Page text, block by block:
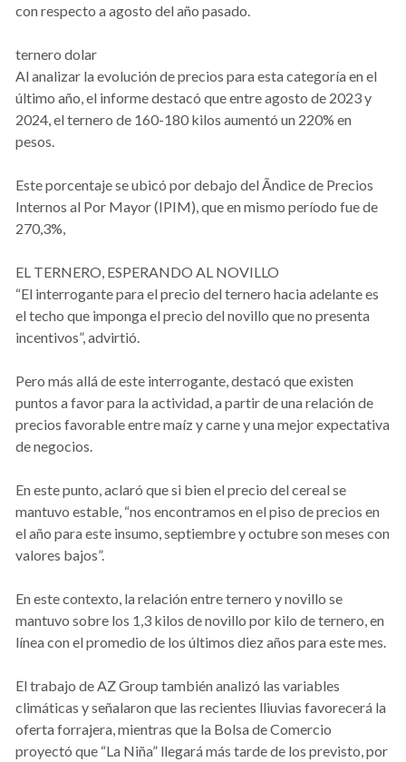
con respecto a agosto del año pasado.
ternero dolar
Al analizar la evolución de precios para esta categoría en el
último año, el informe destacó que entre agosto de 2023 y
2024, el ternero de 160-180 kilos aumentó un 220% en
pesos.
Este porcentaje se ubicó por debajo del Ãndice de Precios
Internos al Por Mayor (IPIM), que en mismo período fue de
270,3%,
EL TERNERO, ESPERANDO AL NOVILLO
“El interrogante para el precio del ternero hacia adelante es
el techo que imponga el precio del novillo que no presenta
incentivos”, advirtió.
Pero más allá de este interrogante, destacó que existen
puntos a favor para la actividad, a partir de una relación de
precios favorable entre maíz y carne y una mejor expectativa
de negocios.
En este punto, aclaró que si bien el precio del cereal se
mantuvo estable, “nos encontramos en el piso de precios en
el año para este insumo, septiembre y octubre son meses con
valores bajos”.
En este contexto, la relación entre ternero y novillo se
mantuvo sobre los 1,3 kilos de novillo por kilo de ternero, en
línea con el promedio de los últimos diez años para este mes.
El trabajo de AZ Group también analizó las variables
climáticas y señalaron que las recientes lliuvias favorecerá la
oferta forrajera, mientras que la Bolsa de Comercio
proyectó que “La Niña” llegará más tarde de los previsto, por